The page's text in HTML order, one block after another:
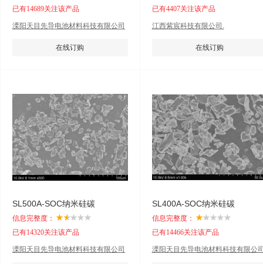
已有14689关注该产品
溧阳天目先导电池材料科技有限公司
在线订购
已有4407关注该产品
江西紫宸科技有限公司.
在线订购
SL500A-SOC纳米硅碳
信息完整度：
已有14320关注该产品
溧阳天目先导电池材料科技有限公司
SL400A-SOC纳米硅碳
信息完整度：
已有14466关注该产品
溧阳天目先导电池材料科技有限公